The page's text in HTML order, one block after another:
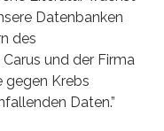
Datenbanken
des
und der Firma
gegen Krebs
Daten.”